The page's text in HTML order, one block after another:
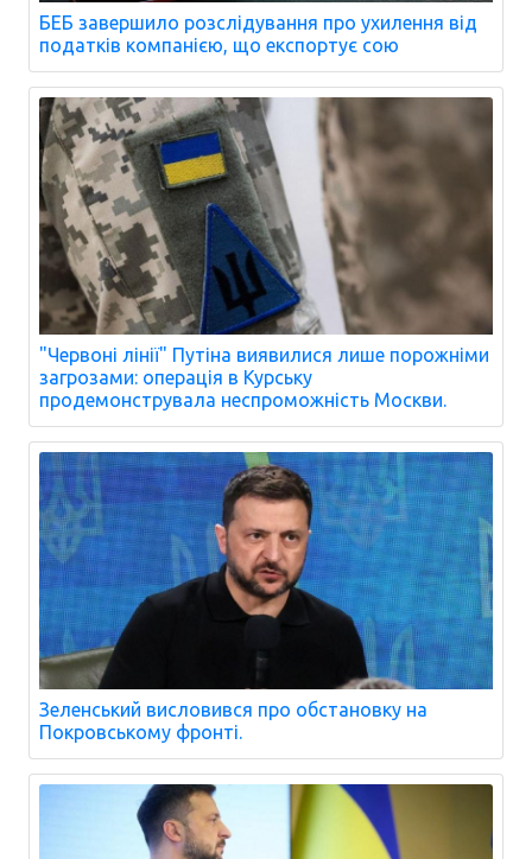
БЕБ завершило розслідування про ухилення від
податків компанією, що експортує сою
"Червоні лінії" Путіна виявилися лише порожніми
загрозами: операція в Курську
продемонструвала неспроможність Москви.
Зеленський висловився про обстановку на
Покровському фронті.